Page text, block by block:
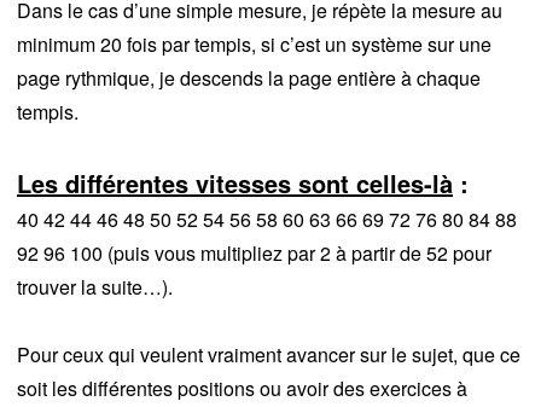
Dans le cas d’une simple mesure, je répète la mesure au
minimum 20 fois par tempis, si c’est un système sur une
page rythmique, je descends la page entière à chaque
tempis.
Les différentes vitesses sont celles-là :
40 42 44 46 48 50 52 54 56 58 60 63 66 69 72 76 80 84 88
92 96 100 (puis vous multipliez par 2 à partir de 52 pour
trouver la suite…).
Pour ceux qui veulent vraiment avancer sur le sujet, que ce
soit les différentes positions ou avoir des exercices à